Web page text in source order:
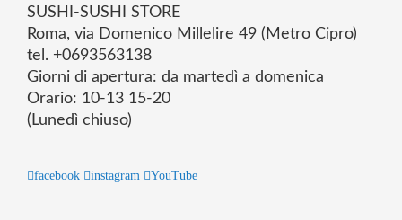
SUSHI-SUSHI STORE
Roma, via Domenico Millelire 49 (Metro Cipro)
tel. +0693563138
Giorni di apertura: da martedì a domenica
Orario: 10-13 15-20
(Lunedì chiuso)
facebook instagram YouTube